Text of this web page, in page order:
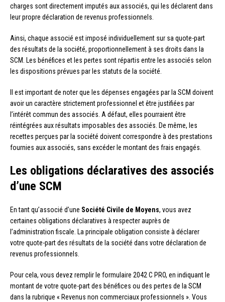
charges sont directement imputés aux associés, qui les déclarent dans
leur propre déclaration de revenus professionnels.
Ainsi, chaque associé est imposé individuellement sur sa quote-part
des résultats de la société, proportionnellement à ses droits dans la
SCM. Les bénéfices et les pertes sont répartis entre les associés selon
les dispositions prévues par les statuts de la société.
Il est important de noter que les dépenses engagées par la SCM doivent
avoir un caractère strictement professionnel et être justifiées par
l’intérêt commun des associés. A défaut, elles pourraient être
réintégrées aux résultats imposables des associés. De même, les
recettes perçues par la société doivent correspondre à des prestations
fournies aux associés, sans excéder le montant des frais engagés.
Les obligations déclaratives des associés
d’une SCM
En tant qu’associé d’une Société Civile de Moyens, vous avez
certaines obligations déclaratives à respecter auprès de
l’administration fiscale. La principale obligation consiste à déclarer
votre quote-part des résultats de la société dans votre déclaration de
revenus professionnels.
Pour cela, vous devez remplir le formulaire 2042 C PRO, en indiquant le
montant de votre quote-part des bénéfices ou des pertes de la SCM
dans la rubrique « Revenus non commerciaux professionnels ». Vous